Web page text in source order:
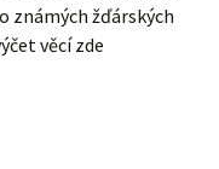
známých žďárských
věcí zde